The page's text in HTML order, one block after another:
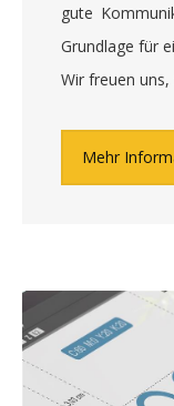
gute
Grundlage für
Wir freuen
Mehr